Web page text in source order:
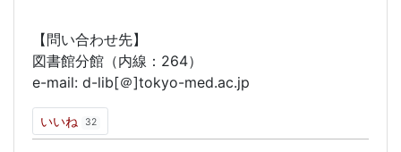
【問い合わせ先】
図書館分館（内線：264）
e-mail: d-lib[＠]tokyo-med.ac.jp
いいね 32